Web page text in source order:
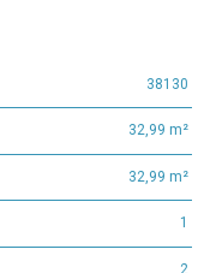
38130
32,99 m²
32,99 m²
1
2